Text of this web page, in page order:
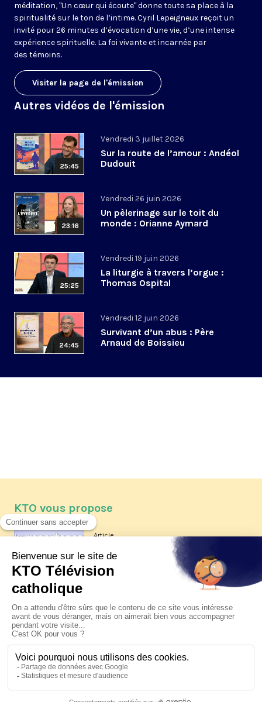
méditation, "Un cœur qui écoute" donne toute sa place à la
spiritualité sur le ton de l’intime. Cyril Lepeigneux reçoit un
invité pour 26 minutes d’évocation d’une vie, d’une intense
expérience spirituelle. La foi vivante et incarnée par
des témoins.
Visiter la page de l'émission
Autres vidéos de l'émission
25:45
Vendredi 3 juillet 2026
Sur la route de l’amour : Andéol
Dudouit
23:16
Vendredi 26 juin 2026
Un pèlerinage sur le toit du
monde : Orianne Aymard
25:25
Vendredi 19 juin 2026
La liturgie à travers l’orgue :
Thomas Ospital
24:45
Vendredi 12 juin 2026
Survivant d’un abus : Père
Arnaud de Boissieu
KTO vous propose
Article
Les reportages d'été 2026 de KTO
La visite pastorale du pape Léon
XIV à Assise à suivre sur KTO le
jeudi 6 août
Le pape en Uruguay, Argentine et
Pérou du 6 au 17 novembre 2026